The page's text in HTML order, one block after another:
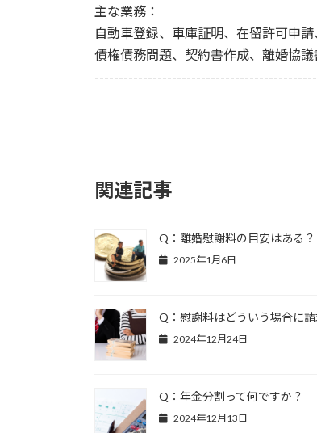
主な業務：
自動車登録、車庫証明、在留許可申請
債権債務問題、契約書作成、離婚協
関連記事
Q：離婚慰謝料の目安はある？
2025年1月6日
Q：慰謝料はどういう場合に請
2024年12月24日
Q：年金分割って何ですか？
2024年12月13日